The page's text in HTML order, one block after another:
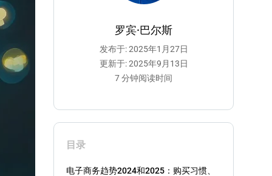
罗宾·巴尔斯
发布于: 2025年1月27日
更新于: 2025年9月13日
7 分钟阅读时间
目录
电子商务趋势2024和2025：购买习惯、